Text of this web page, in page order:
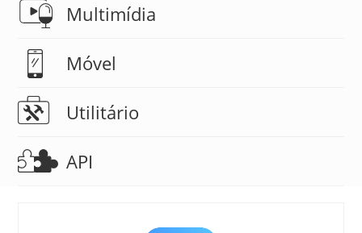
Multimídia
Móvel
Utilitário
API